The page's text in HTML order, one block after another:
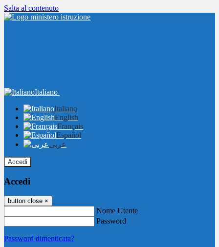
Salta al contenuto
Italiano
Italiano
English
Français
Español
عربى
Accedi
Accedi
button close ×
Nome Utente
Password
Password dimenticata?